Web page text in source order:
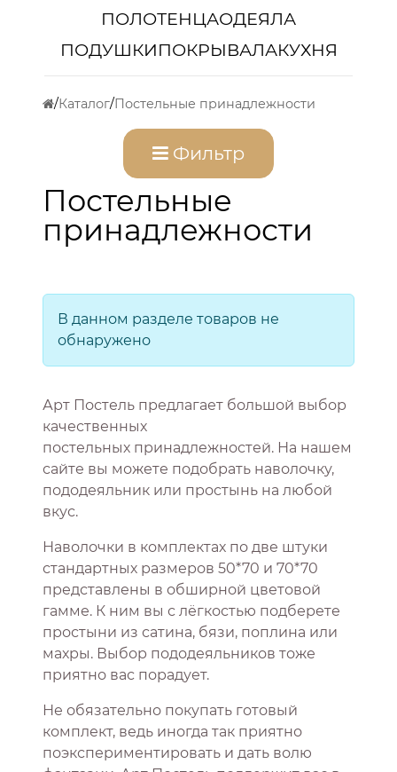
ПОЛОТЕНЦАОДЕЯЛА
ПОДУШКИПОКРЫВАЛАКУХНЯ
Каталог Постельные принадлежности
Фильтр
Постельные
принадлежности
В данном разделе товаров не
обнаружено
Арт Постель предлагает большой выбор
качественных
постельных принадлежностей. На нашем
сайте вы можете подобрать наволочку,
пододеяльник или простынь на любой
вкус.
Наволочки в комплектах по две штуки
стандартных размеров 50*70 и 70*70
представлены в обширной цветовой
гамме. К ним вы с лёгкостью подберете
простыни из сатина, бязи, поплина или
махры. Выбор пододеяльников тоже
приятно вас порадует.
Не обязательно покупать готовый
комплект, ведь иногда так приятно
поэкспериментировать и дать волю